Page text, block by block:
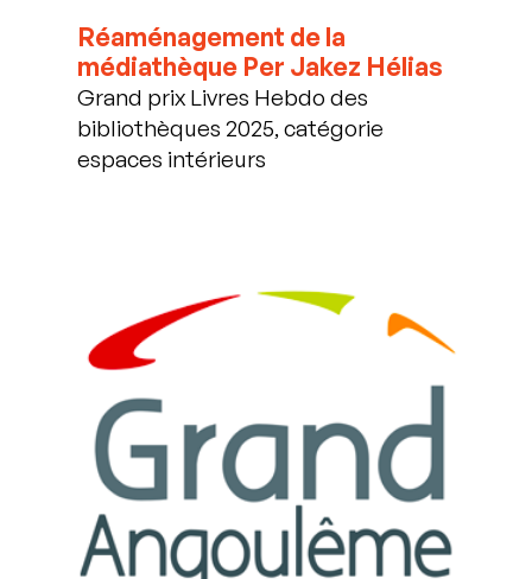
Réaménagement de la
médiathèque Per Jakez Hélias
Grand prix Livres Hebdo des
bibliothèques 2025, catégorie
espaces intérieurs